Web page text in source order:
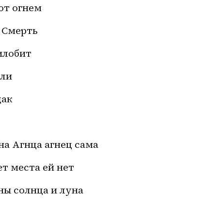
огнем
Агнца агнец сама
места ей нет
солнца и луна